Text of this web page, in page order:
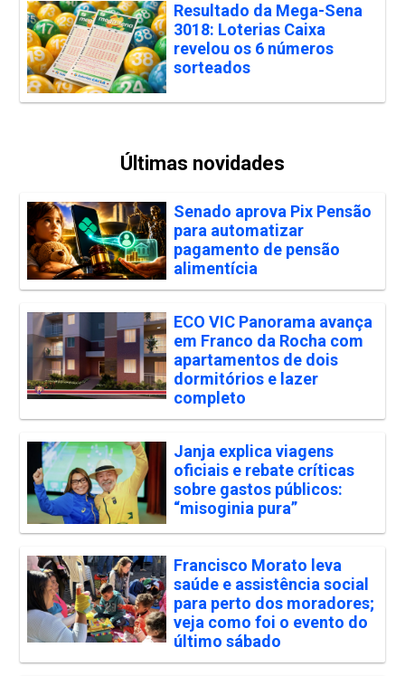
Resultado da Mega-Sena
3018: Loterias Caixa
revelou os 6 números
sorteados
Últimas novidades
Senado aprova Pix Pensão
para automatizar
pagamento de pensão
alimentícia
ECO VIC Panorama avança
em Franco da Rocha com
apartamentos de dois
dormitórios e lazer
completo
Janja explica viagens
oficiais e rebate críticas
sobre gastos públicos:
“misoginia pura”
Francisco Morato leva
saúde e assistência social
para perto dos moradores;
veja como foi o evento do
último sábado